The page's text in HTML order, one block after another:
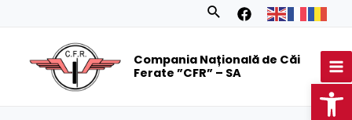
Search
Compania Națională de Căi
Ferate ”CFR” – SA